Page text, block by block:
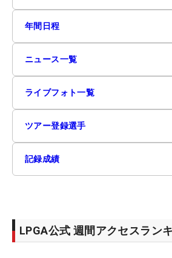
年間日程
ニュース一覧
ライブフォト一覧
ツアー登録選手
記録成績
LPGA公式 週間アクセスラン